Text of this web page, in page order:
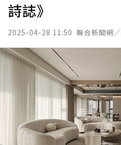
詩誌》
2025-04-28 11:50 聯合新聞網／